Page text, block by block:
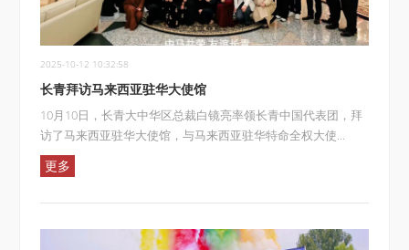
2025-10-12 10:32:58
长青拜访马来西亚驻华大使馆
10月10日，长青大中华区总裁白镜亮率领长青中国代表团，拜
访了马来西亚驻华大使馆，与马来西亚驻华特命全权大使...
更多